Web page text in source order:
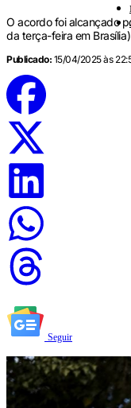
O acordo foi alcançado
da terça-feira em Brasília)
Publicado: 15/04/2025 às
Seguir